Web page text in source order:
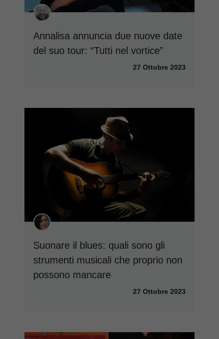
Annalisa annuncia due nuove date
del suo tour: “Tutti nel vortice”
27 Ottobre 2023
Suonare il blues: quali sono gli
strumenti musicali che proprio non
possono mancare
27 Ottobre 2023